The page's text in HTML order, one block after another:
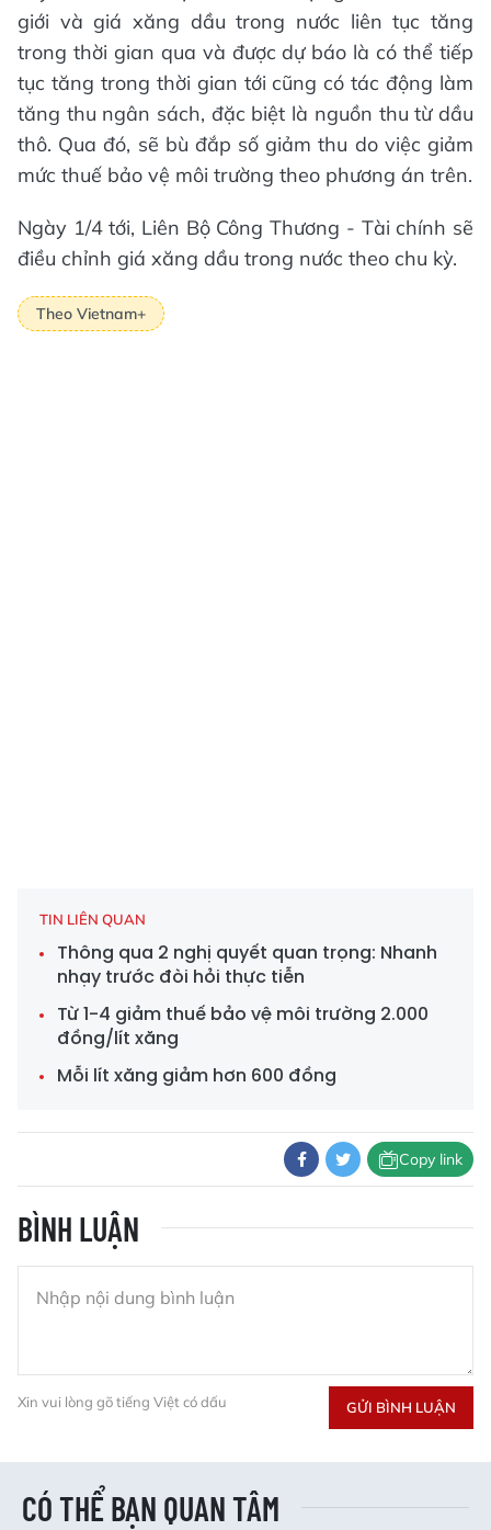
giới và giá xăng dầu trong nước liên tục tăng
trong thời gian qua và được dự báo là có thể tiếp
tục tăng trong thời gian tới cũng có tác động làm
tăng thu ngân sách, đặc biệt là nguồn thu từ dầu
thô. Qua đó, sẽ bù đắp số giảm thu do việc giảm
mức thuế bảo vệ môi trường theo phương án trên.
Ngày 1/4 tới, Liên Bộ Công Thương - Tài chính sẽ
điều chỉnh giá xăng dầu trong nước theo chu kỳ.
Theo Vietnam+
TIN LIÊN QUAN
Thông qua 2 nghị quyết quan trọng: Nhanh
nhạy trước đòi hỏi thực tiễn
Từ 1-4 giảm thuế bảo vệ môi trường 2.000
đồng/lít xăng
Mỗi lít xăng giảm hơn 600 đồng
Copy link
BÌNH LUẬN
Xin vui lòng gõ tiếng Việt có dấu GỬI BÌNH LUẬN
CÓ THỂ BẠN QUAN TÂM